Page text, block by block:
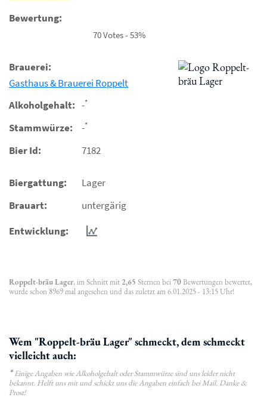
Bewertung:
70 Votes - 53%
Brauerei:
Gasthaus & Brauerei Roppelt
Alkoholgehalt: -*
Stammwürze: -*
Bier Id: 7182
Biergattung:
Lager
Brauart:
untergärig
Entwicklung:
Roppelt-bräu Lager, im Schnitt mit 2,65 Sternen bei70Bewertungen bewertet,
wurde schon 8969 mal angesehen und das zuletzt am 6.01.2025 - 13:15 Uhr!
Wem "Roppelt-bräu Lager" schmeckt, dem schmeckt
vielleicht auch:
*Einige Angaben wie Alkoholgehalt oder Stammwürze sind uns leider nicht
bekannt. Helft uns mit und schickt uns die Angaben einfach bei Mail. Danke &
Prost!